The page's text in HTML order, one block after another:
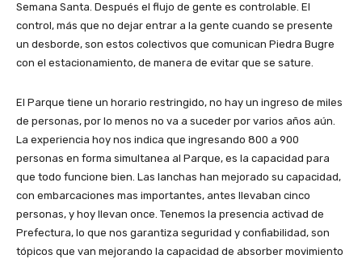
Semana Santa. Después el flujo de gente es controlable. El
control, más que no dejar entrar a la gente cuando se presente
un desborde, son estos colectivos que comunican Piedra Bugre
con el estacionamiento, de manera de evitar que se sature.
El Parque tiene un horario restringido, no hay un ingreso de miles
de personas, por lo menos no va a suceder por varios años aún.
La experiencia hoy nos indica que ingresando 800 a 900
personas en forma simultanea al Parque, es la capacidad para
que todo funcione bien. Las lanchas han mejorado su capacidad,
con embarcaciones mas importantes, antes llevaban cinco
personas, y hoy llevan once. Tenemos la presencia activad de
Prefectura, lo que nos garantiza seguridad y confiabilidad, son
tópicos que van mejorando la capacidad de absorber movimiento